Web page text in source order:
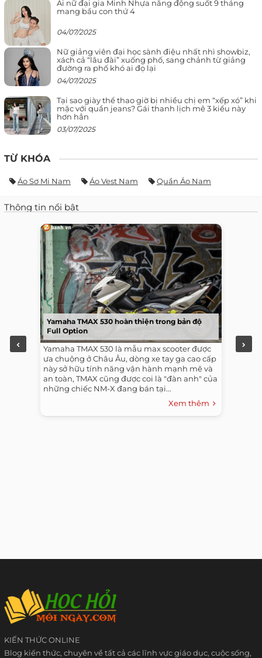
Ái nữ đại gia Minh Nhựa năng động suốt 9 tháng
mang bầu con thứ 4
04/07/2025
Nữ giảng viên đại học sành điệu nhất nhì showbiz,
xách cả “lâu đài” xuống phố, sang chảnh từ giảng
đường ra phố khó ai đọ lại
04/07/2025
Tại sao giày thể thao giờ bị nhiều chị em “xếp xó” khi
mặc với quần jeans? Gái thanh lịch mê 3 kiểu này
hơn hẳn
03/07/2025
TỪ KHÓA
Áo Sơ Mi Nam Áo Vest Nam Quần Áo Nam
Thông tin nổi bật
Yamaha TMAX 530 hoàn thiện trong bản độ
Full Option
Yamaha TMAX 530 là mẫu max scooter được
ưa chuộng ở Châu Âu, dòng xe tay ga cao cấp
này sở hữu tính năng vận hành mạnh mẽ và
an toàn, TMAX cũng được coi là "đàn anh" của
những chiếc NM-X đang bán tại...
Xem thêm
KIẾN THỨC ONLINE
Blog kiến thức, chuyên về tất cả các lĩnh vực giáo dục, cuộc sống,